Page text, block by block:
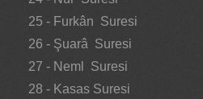
25 - Furkân Suresi
26 - Şuarâ Suresi
27 - Neml Suresi
28 - Kasas Suresi